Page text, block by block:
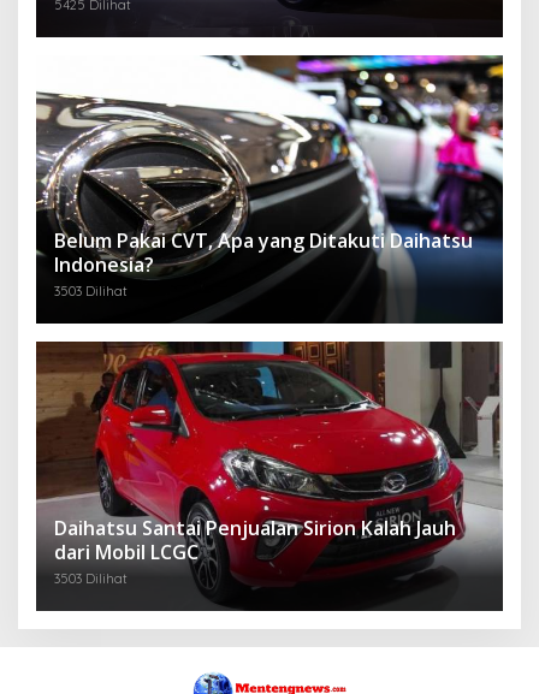
5425 Dilihat
Belum Pakai CVT, Apa yang Ditakuti Daihatsu
Indonesia?
3503 Dilihat
Daihatsu Santai Penjualan Sirion Kalah Jauh
dari Mobil LCGC
3503 Dilihat